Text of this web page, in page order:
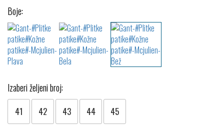
Boje:
Izaberi željeni broj:
41 42 43 44 45